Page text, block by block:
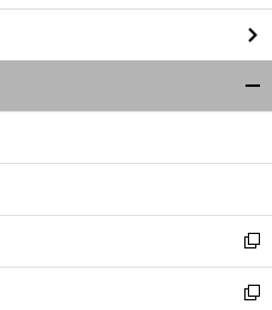
し
い
ウ
ィ
ン
ウ
開
く
新
し
い
新